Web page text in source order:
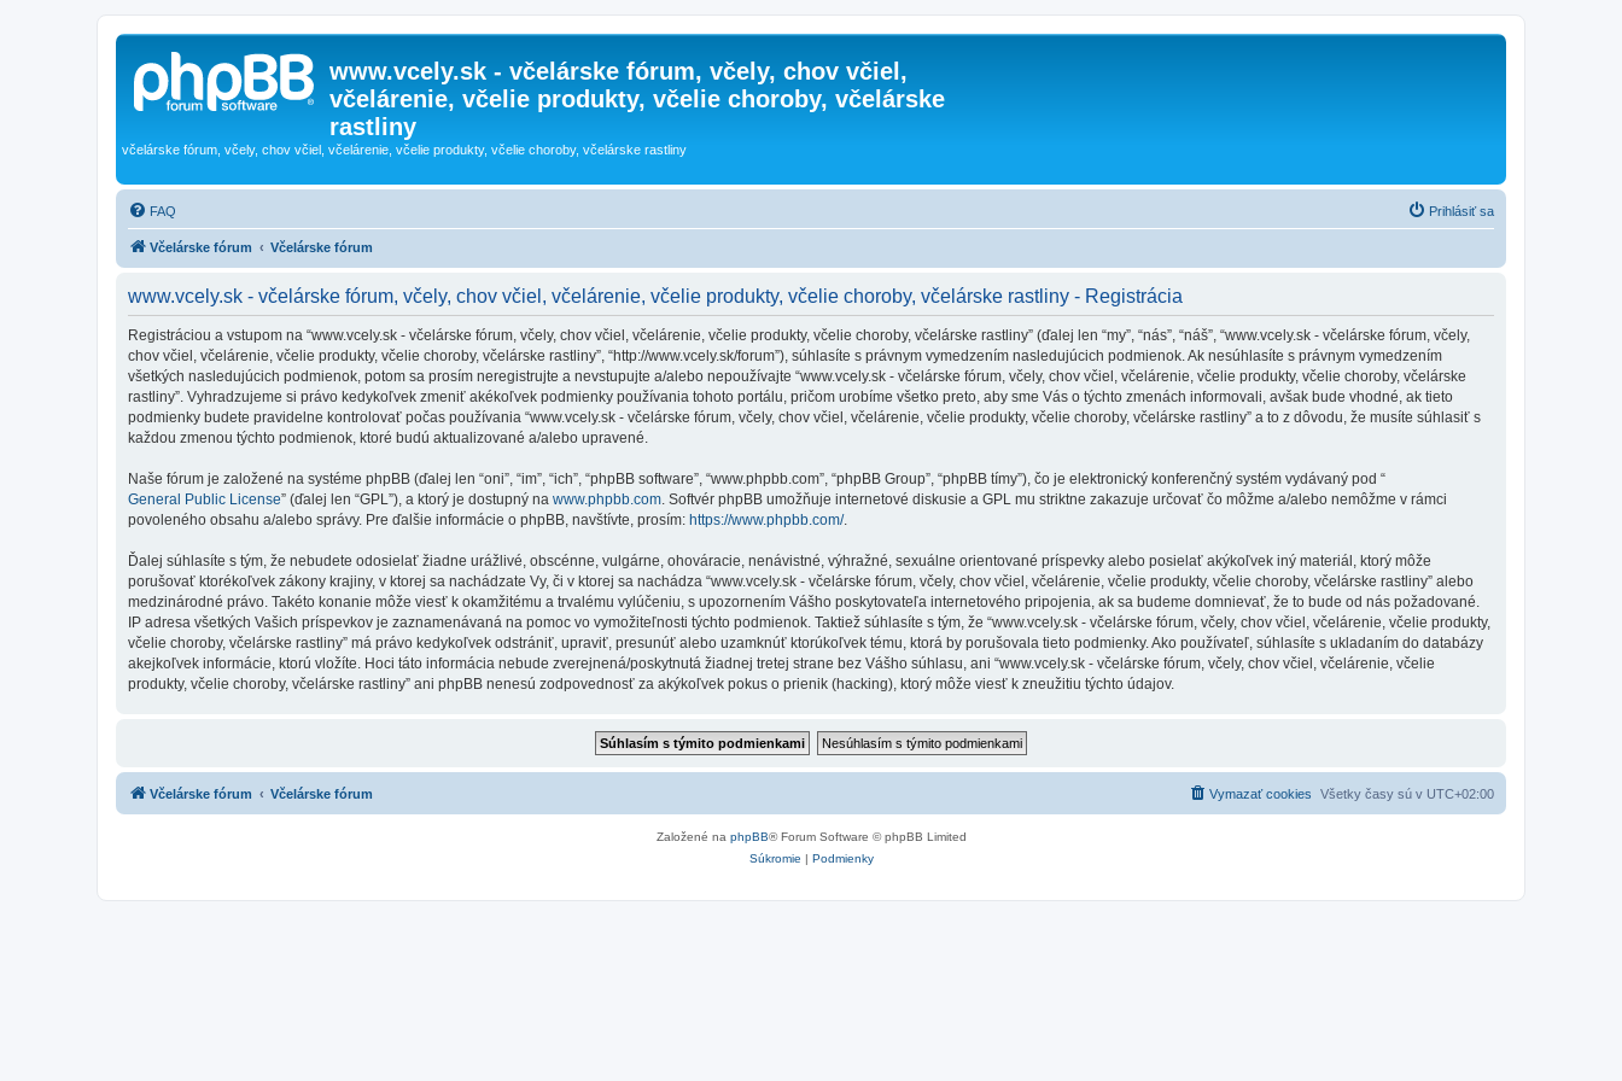
www.vcely.sk - včelárske fórum, včely, chov včiel,
včelárenie, včelie produkty, včelie choroby, včelárske
rastliny
včelárske fórum, včely, chov včiel, včelárenie, včelie produkty, včelie choroby, včelárske rastliny
FAQ Prihlásiť sa
Včelárske fórum Včelárske fórum
www.vcely.sk - včelárske fórum, včely, chov včiel, včelárenie, včelie produkty, včelie choroby, včelárske rastliny - Registrácia
Registráciou a vstupom na “www.vcely.sk - včelárske fórum, včely, chov včiel, včelárenie, včelie produkty, včelie choroby, včelárske rastliny” (ďalej len “my”, “nás”, “náš”, “www.vcely.sk - včelárske fórum, včely,
chov včiel, včelárenie, včelie produkty, včelie choroby, včelárske rastliny”, “http://www.vcely.sk/forum”), súhlasíte s právnym vymedzením nasledujúcich podmienok. Ak nesúhlasíte s právnym vymedzením
všetkých nasledujúcich podmienok, potom sa prosím neregistrujte a nevstupujte a/alebo nepoužívajte “www.vcely.sk - včelárske fórum, včely, chov včiel, včelárenie, včelie produkty, včelie choroby, včelárske
rastliny”. Vyhradzujeme si právo kedykoľvek zmeniť akékoľvek podmienky používania tohoto portálu, pričom urobíme všetko preto, aby sme Vás o týchto zmenách informovali, avšak bude vhodné, ak tieto
podmienky budete pravidelne kontrolovať počas používania “www.vcely.sk - včelárske fórum, včely, chov včiel, včelárenie, včelie produkty, včelie choroby, včelárske rastliny” a to z dôvodu, že musíte súhlasiť s
každou zmenou týchto podmienok, ktoré budú aktualizované a/alebo upravené.
Naše fórum je založené na systéme phpBB (ďalej len “oni”, “im”, “ich”, “phpBB software”, “www.phpbb.com”, “phpBB Group”, “phpBB tímy”), čo je elektronický konferenčný systém vydávaný pod “
General Public License” (ďalej len “GPL”), a ktorý je dostupný na www.phpbb.com . Softvér phpBB umožňuje internetové diskusie a GPL mu striktne zakazuje určovať čo môžme a/alebo nemôžme v rámci
povoleného obsahu a/alebo správy. Pre ďalšie informácie o phpBB, navštívte, prosím: https://www.phpbb.com/.
Ďalej súhlasíte s tým, že nebudete odosielať žiadne urážlivé, obscénne, vulgárne, ohováracie, nenávistné, výhražné, sexuálne orientované príspevky alebo posielať akýkoľvek iný materiál, ktorý môže
porušovať ktorékoľvek zákony krajiny, v ktorej sa nachádzate Vy, či v ktorej sa nachádza “www.vcely.sk - včelárske fórum, včely, chov včiel, včelárenie, včelie produkty, včelie choroby, včelárske rastliny” alebo
medzinárodné právo. Takéto konanie môže viesť k okamžitému a trvalému vylúčeniu, s upozornením Vášho poskytovateľa internetového pripojenia, ak sa budeme domnievať, že to bude od nás požadované.
IP adresa všetkých Vašich príspevkov je zaznamenávaná na pomoc vo vymožiteľnosti týchto podmienok. Taktiež súhlasíte s tým, že “www.vcely.sk - včelárske fórum, včely, chov včiel, včelárenie, včelie produkty,
včelie choroby, včelárske rastliny” má právo kedykoľvek odstrániť, upraviť, presunúť alebo uzamknúť ktorúkoľvek tému, ktorá by porušovala tieto podmienky. Ako používateľ, súhlasíte s ukladaním do databázy
akejkoľvek informácie, ktorú vložíte. Hoci táto informácia nebude zverejnená/poskytnutá žiadnej tretej strane bez Vášho súhlasu, ani “www.vcely.sk - včelárske fórum, včely, chov včiel, včelárenie, včelie
produkty, včelie choroby, včelárske rastliny” ani phpBB nenesú zodpovednosť za akýkoľvek pokus o prienik (hacking), ktorý môže viesť k zneužitiu týchto údajov.
Včelárske fórum Včelárske fórum Všetky časy sú v UTC+02:00
Vymazať cookies
Založené na phpBB® Forum Software © phpBB Limited
Súkromie | Podmienky